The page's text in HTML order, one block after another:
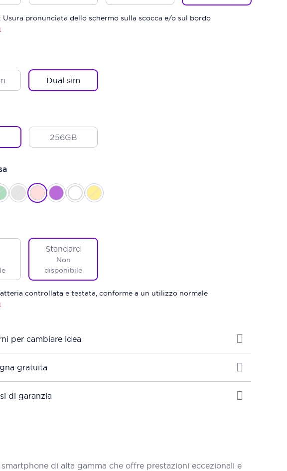
: Usura pronunciata dello schermo sulla scocca e/o sul bordo
Dual sim
256GB
Standard
Non
disponibile
controllata e testata, conforme a un utilizzo normale
per cambiare idea
gratuita
di garanzia
di alta gamma che offre prestazioni eccezionali e